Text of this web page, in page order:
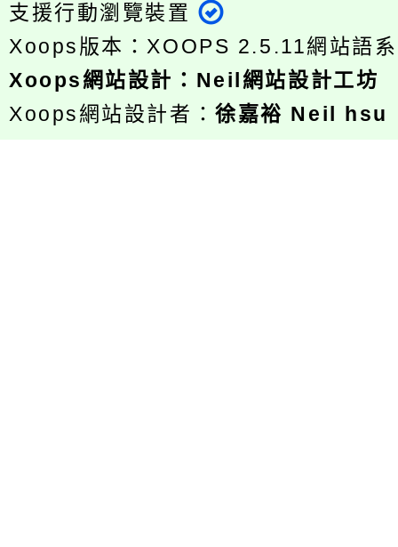
支援行動瀏覽裝置
Xoops版本： XOOPS 2.5.11網站語
Xoops網站設計 ： Neil網站設計工坊
Xoops網站設計者：徐嘉裕 Neil hsu